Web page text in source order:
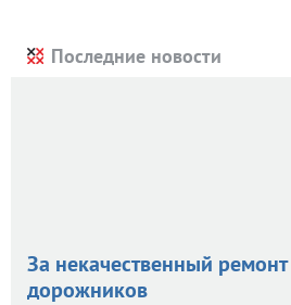
Последние новости
За некачественный
дорожников